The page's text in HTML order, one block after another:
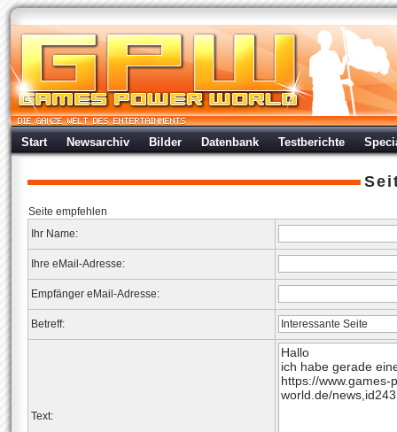
Start Newsarchiv Bilder Datenbank Testberichte
Seite empfehlen
Ihr Name:
Ihre eMail-Adresse:
Empfänger eMail-Adresse:
Betreff:
Text: